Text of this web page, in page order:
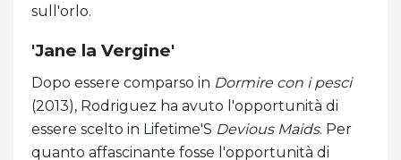
sull'orlo.
'Jane la Vergine'
Dopo essere comparso in Dormire con i pesci
(2013), Rodriguez ha avuto l'opportunità di
essere scelto in Lifetime'S Devious Maids. Per
quanto affascinante fosse l'opportunità di